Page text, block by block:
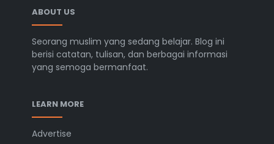
ABOUT US
Seorang muslim yang sedang belajar. Blog ini
berisi catatan, tulisan, dan berbagai informasi
yang semoga bermanfaat.
LEARN MORE
Advertise